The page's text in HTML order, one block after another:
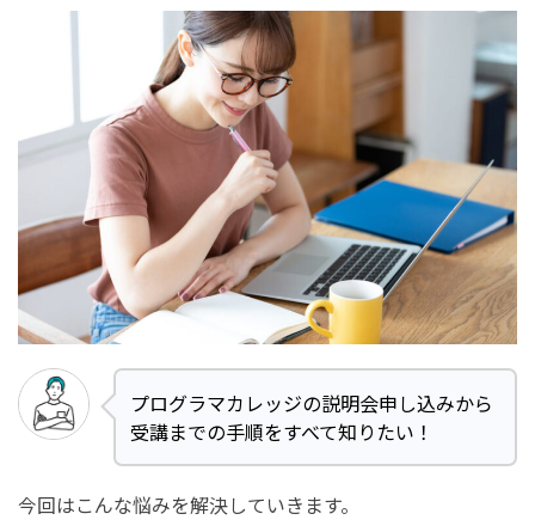
プログラマカレッジの説明会申し込みから
受講までの手順をすべて知りたい！
今回はこんな悩みを解決していきます。